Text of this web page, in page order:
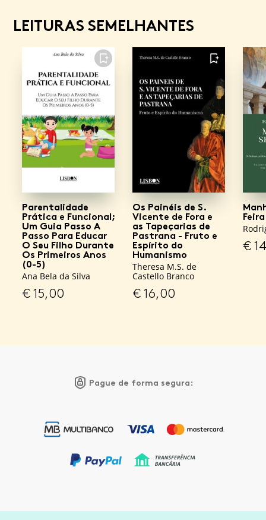
LEITURAS SEMELHANTES
FAVORITO
Parentalidade
Prática e Funcional;
Um Guia Passo A
Passo Para Educar
O Seu Filho Durante
Os Primeiros Anos
(0-5)
Ana Bela da Silva
€15,00
FAVORITO
Os Painéis de S.
Vicente de Fora e
as Tapeçarias de
Pastrana - Fruto e
Espírito do
Humanismo
Theresa M.S. de
Castello Branco
€16,00
€
Pague de forma segura: